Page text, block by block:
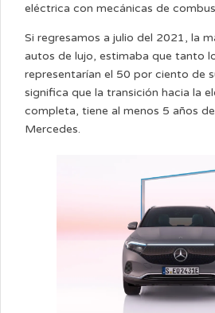
eléctrica con mecánicas de
Si regresamos a julio del 2021, la
autos de lujo, estimaba que tanto
representarían el 50 por ciento de
significa que la transición hacia la
completa, tiene al menos 5 años
Mercedes.